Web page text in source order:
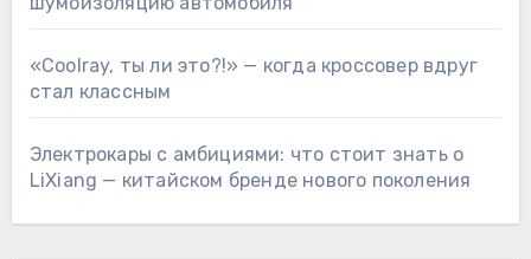
«Coolray, ты ли это?!» — когда кроссовер вдруг
стал классным
Электрокары с амбициями: что стоит знать о
LiXiang — китайском бренде нового поколения